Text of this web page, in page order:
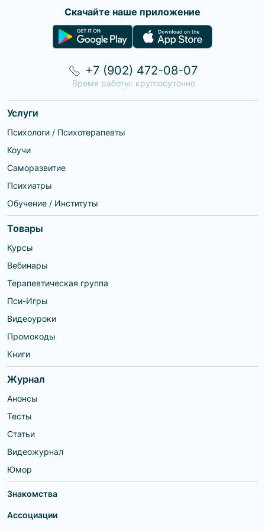
• эмоциональная холодность, дефицит внимания от
родителей, обида;
• ощущение, что вы были нежеланным ребенком, не
вовремя, «не того» пола;
• эмоциональное или физическое насилие;
• деструктивные семьи, негативные установки,
навязанные взрослыми.
Скачайте наше приложение
Услуги
Психологи / Психотерапевты
Коучи
Саморазвитие
Психиатры
Обучение / Институты
Товары
Курсы
Вебинары
Терапевтическая группа
Пси-Игры
Видеоуроки
Промокоды
Книги
Журнал
Анонсы
Тесты
Статьи
Видеожурнал
Юмор
Знакомства
Ассоциации
+7 (902) 472-08-07
Время работы: круглосуточно